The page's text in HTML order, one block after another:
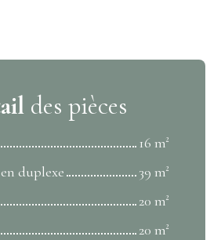
des pièces
16 m²
duplexe
39 m²
20 m²
20 m²